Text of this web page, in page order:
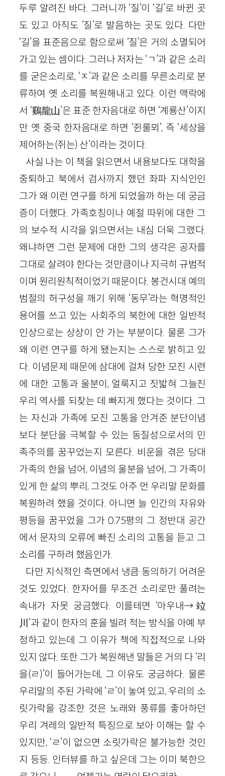
두루 알려진 바다. 그러니까 ‘질’이 ‘길’로 바뀐 곳
도 있고 아직도 ‘질’로 발음하는 곳도 있다. 다만
‘길’을 표준음으로 함으로써 ‘질’은 거의 소멸되어
가고 있는 셈이다. 그러나 저자는 ‘ㄱ’과 같은 소리
를 굳은소리로, ‘ㅈ’과 같은 소리를 무른소리로 분
류하여 옛 소리를 복원해내고 있다. 이런 맥락에
서 ‘鷄龍山’은 표준 한자음대로 하면 ‘계룡산’이지
만 옛 중국 한자음대로 하면 ‘쥔룰뫼’, 즉 ‘세상을
제어하는(쥐는) 산’이라는 것이다.
사실 나는 이 책을 읽으면서 내용보다도 대학을
중퇴하고 북에서 검사까지 했던 좌파 지식인인
그가 왜 이런 연구를 하게 되었을까 하는 데 궁금
증이 더했다. 가족호칭이나 예절 따위에 대한 그
의 보수적 시각을 읽으면서는 내심 더욱 그랬다.
왜냐하면 그런 문제에 대한 그의 생각은 공자를
그대로 살려야 한다는 것만큼이나 지극히 규범적
이며 원리원칙적이었기 때문이다. 봉건시대 예의
범절의 허구성을 깨기 위해 ‘동무’라는 혁명적인
용어를 쓰고 있는 사회주의 북한에 대한 일반적
인상으로는 상상이 안 가는 부분이다. 물론 그가
왜 이런 연구를 하게 됐는지는 스스로 밝히고 있
다. 이념문제 때문에 삼대에 걸쳐 당한 모진 시련
에 대한 고통과 울분이, 얼룩지고 짓밟혀 그늘진
우리 역사를 되찾는 데 빠지게 했다는 것이다. 그
는 자신과 가족에 모진 고통을 안겨준 분단이념
보다 분단을 극복할 수 있는 동질성으로서의 민
족주의를 꿈꾸었는지 모른다. 비운을 겪은 당대
가족의 한을 넘어, 이념의 울분을 넘어, 그 가족이
있게 한 삶의 뿌리, 그것도 아주 먼 우리말 문화를
복원하려 했을 것이다. 아니면 늘 인간의 자유와
평등을 꿈꾸었을 그가 0.75평의 그 정반대 공간
에서 문자의 오류에 빠진 소리의 고통을 듣고 그
소리를 구하려 했음인가.
다만 지식적인 측면에서 냉큼 동의하기 어려운
것도 있었다. 한자어를 무조건 소리로만 풀려는
속내가 자못 궁금했다. 이를테면 ‘아우내→竝
川’과 같이 한자의 훈을 빌려 적는 방식을 아예 부
정하고 있는데 그 이유가 책에 직접적으로 나와
있지 않다. 또한 그가 복원해낸 말들은 거의 다 ‘리
을(ㄹ)’이 들어가는데, 그 이유도 궁금하다. 물론
우리말의 주된 가락에 ‘ㄹ’이 놓여 있고, 우리의 소
릿가락을 강조한 것은 노래와 풍류를 좋아하던
우리 겨레의 일반적 특징으로 보아 이해는 할 수
있지만, ‘ㄹ’이 없으면 소릿가락은 불가능한 것인
지 등등. 인터뷰를 하고 싶은데 그는 이미 북한으